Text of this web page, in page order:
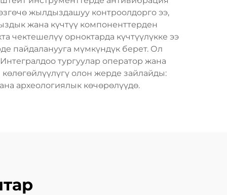
жылдыздашуу контроолдорго ээ,
жана күчтүү компоненттерден
чектешелүү орноктарда күчтүүлүкке ээ
пайдаланууга мүмкүндүк берет. Ол
тургуулар оператор жана
олон жерде зайлайды:
археологиялык көчөрөлүүдө.